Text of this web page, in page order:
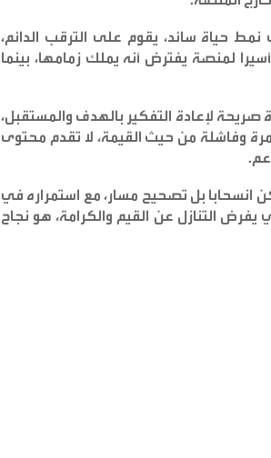
حياة سائد، يقوم على الترقب الدائم،
لمنصة يفترض أنه يملك زمامها، بينما
صريحة لإعادة التفكير بالهدف والمستقبل،
وفاشلة من حيث القيمة، لا تقدم محتوى
.
انسحابا بل تصحيح مسار، مع استمراره في
التنازل عن القيم والكرامة، هو نجاح